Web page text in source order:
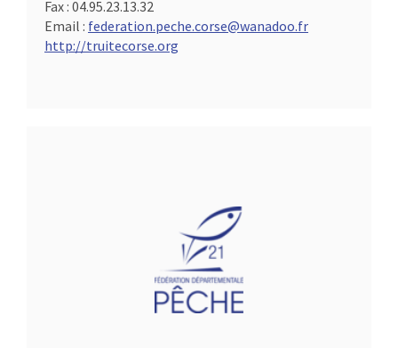
Fax : 04.95.23.13.32
Email : federation.peche.corse@wanadoo.fr
http://truitecorse.org